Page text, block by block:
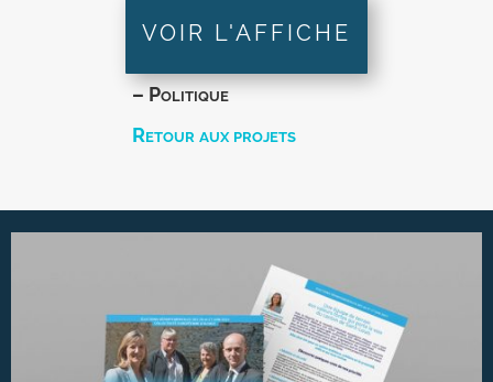
VOIR L'AFFICHE
– Politique
Retour aux projets